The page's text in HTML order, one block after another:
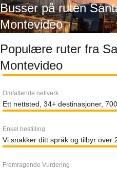
Busser på ruten
Montevideo
Populære ruter fra
Montevideo
Omfattende nettverk
Ett nettsted, 34+ destinasjoner,
Enkel bestilling
Vi snakker ditt språk og tilbyr over
Fremragende Vurdering